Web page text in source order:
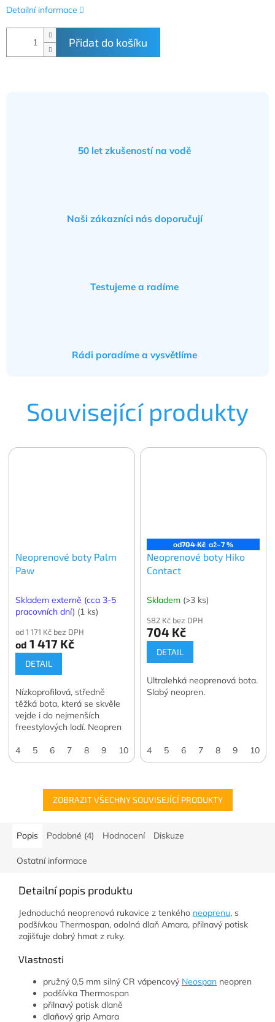
Přidat do košíku
Detailní informace
50 let zkušeností na vodě
Naši zákazníci nás doporučují
Testujeme a radíme
Rádi poradíme a vysvětlíme
Související produkty
Neoprenové boty Palm
Paw
Skladem externě (cca 3-5
pracovních dní) (1 ks)
od 1 171 Kč bez DPH
od 1 417 Kč
DETAIL
Nízkoprofilová, středně
těžká bota, která se skvěle
vejde i do nejmenších
freestylových lodí. Neopren
4
5 6 7 8 9 10 11
od704 Kč až–7 %
Neoprenové boty Hiko
Contact
Skladem (>3 ks)
582 Kč bez DPH
704 Kč
DETAIL
Ultralehká neoprenová bota.
Slabý neopren.
4 5 6 7 8 9 10
ZOBRAZIT VŠECHNY SOUVISEJÍCÍ PRODUKTY
Popis Podobné (4) Hodnocení Diskuze
Ostatní informace
Detailní popis produktu
Jednoduchá neoprenová rukavice z tenkého neoprenu, s
podšívkou Thermospan, odolná dlaň Amara, přilnavý potisk
zajišťuje dobrý hmat z ruky.
Vlastnosti
pružný 0,5 mm silný CR vápencový Neospan neopren
podšívka Thermospan
přilnavý potisk dlaně
dlaňový grip Amara